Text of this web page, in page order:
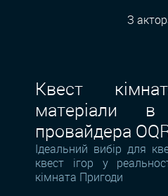
З
Квест
матеріали
провайдера
Ідеальний вибір для
квест ігор у
кімната Пригоди